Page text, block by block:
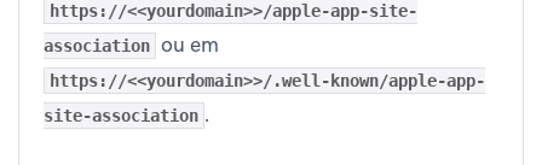
https://<<yourdomain>>/apple-app-site-
association ou em
https://<<yourdomain>>/.well-known/apple-app-
site-association .